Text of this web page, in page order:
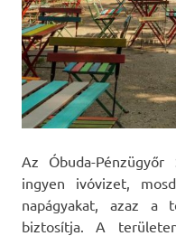
Az Óbuda-
ingyen ivóvizet,
napágyakat, azaz a
biztosítja. A